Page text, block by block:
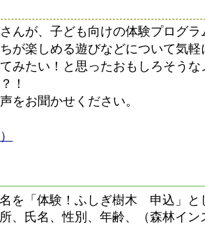
んが、子ども向けの体験プログ
が楽しめる遊びなどについて気
みたい！と思ったおもしろそう
！
をお聞かせください。
を「体験！ふしぎ樹木 申込」と
性別、年齢、（森林インス